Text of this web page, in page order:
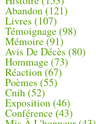
Abandon(121)
Livres (107)
Témoignage (98)
Mémoire (91)
Avis De Décès (80)
Hommage (73)
Réaction(67)
Poèmes (55)
Cnih (52)
Exposition (46)
Conférence(43)